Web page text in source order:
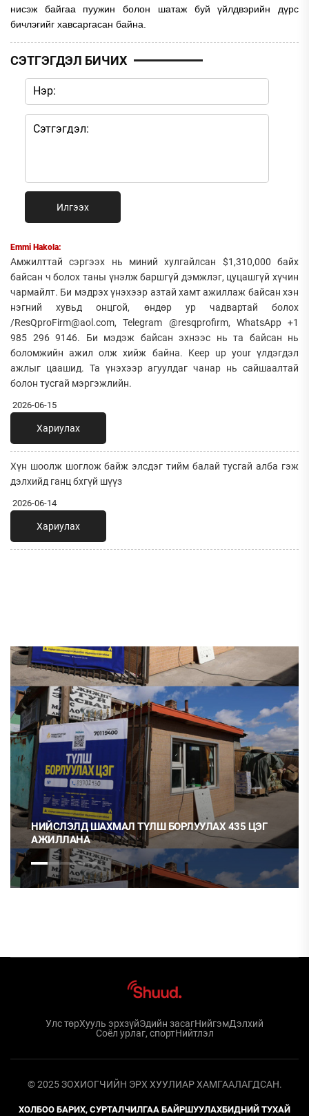
нисэж байгаа пуужин болон шатаж буй үйлдвэрийн дүрс
бичлэгийг хавсаргасан байна.
СЭТГЭГДЭЛ БИЧИХ
Илгээх
Emmi Hakola:
Амжилттай сэргээх нь миний хулгайлсан $1,310,000 байх
байсан ч болох таны үнэлж баршгүй дэмжлэг, цуцашгүй хүчин
чармайлт. Би мэдрэх үнэхээр азтай хамт ажиллаж байсан хэн
нэгний хувьд онцгой, өндөр ур чадвартай болох
/ResQproFirm@aol.com, Telegram @resqprofirm, WhatsApp +1
985 296 9146. Би мэдэж байсан эхнээс нь та байсан нь
боломжийн ажил олж хийж байна. Keep up your үлдэгдэл
ажлыг цаашид. Та үнэхээр агуулдаг чанар нь сайшаалтай
болон тусгай мэргэжлийн.
2026-06-15
Хариулах
Хүн шоолж шоглож байж элсдэг тийм балай тусгай алба гэж
дэлхийд ганц бхгүй шүүз
2026-06-14
Хариулах
НИЙСЛЭЛД ШАХМАЛ ТҮЛШ БОРЛУУЛАХ 435 ЦЭГ
АЖИЛЛАНА
Улс төрХууль эрхзүйЭдийн засагНийгэмДэлхий
Соёл урлаг, спортНийтлэл
© 2025 ЗОХИОГЧИЙН ЭРХ ХУУЛИАР ХАМГААЛАГДСАН.
ХОЛБОО БАРИХ, СУРТАЛЧИЛГАА БАЙРШУУЛАХБИДНИЙ ТУХАЙ